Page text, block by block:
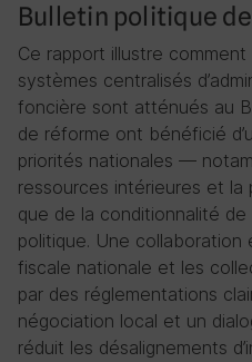
Bulletin politique de
Ce rapport illustre
systèmes centralisés
foncière sont atténués au
de réforme ont bénéficié
priorités nationales —
ressources intérieures et
que de la conditionnalité de
politique. Une collaboration
fiscale nationale et les
par des réglementations
négociation local et un
réduit les désalignements